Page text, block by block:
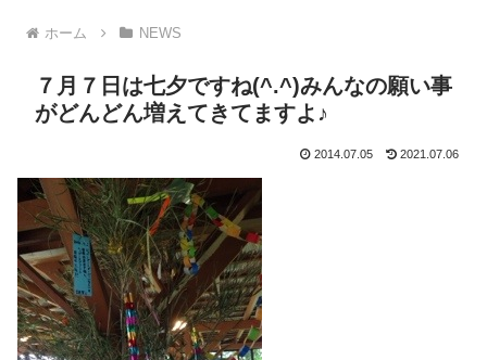
ホーム NEWS
７月７日は七夕ですね(^.^)みんなの願い事
がどんどん増えてきてますよ♪
2014.07.05 2021.07.06